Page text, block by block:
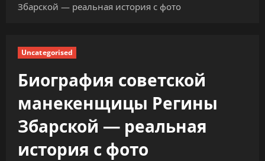
Збарской — реальная история с фото
Uncategorised
Биография советской
манекенщицы Регины
Збарской — реальная
история с фото